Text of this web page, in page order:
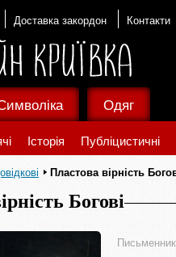
Доставка закордон Контакти
Історія Публіцистичні
Одяг
Пластова вірність
Богові